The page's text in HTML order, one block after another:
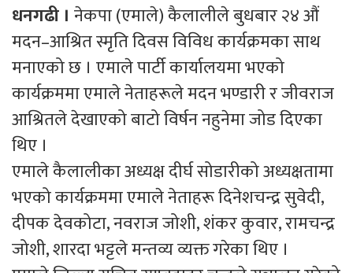
धनगढी । नेकपा (एमाले) कैलालीले बुधबार २४ औं
मदन–आश्रित स्मृति दिवस विविध कार्यक्रमका साथ
मनाएको छ । एमाले पार्टी कार्यालयमा भएको
कार्यक्रममा एमाले नेताहरूले मदन भण्डारी र जीवराज
आश्रितले देखाएको बाटो विर्षन नहुनेमा जोड दिएका
थिए ।
एमाले कैलालीका अध्यक्ष दीर्घ सोडारीको अध्यक्षतामा
भएको कार्यक्रममा एमाले नेताहरू दिनेशचन्द्र सुवेदी,
दीपक देवकोटा, नवराज जोशी, शंकर कुवार, रामचन्द्र
जोशी, शारदा भट्टले मन्तव्य व्यक्त गरेका थिए ।